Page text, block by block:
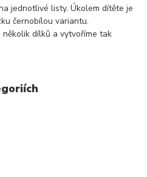
jednotlivé listy. Úkolem dítěte je
černobílou variantu.
dílků a vytvoříme tak